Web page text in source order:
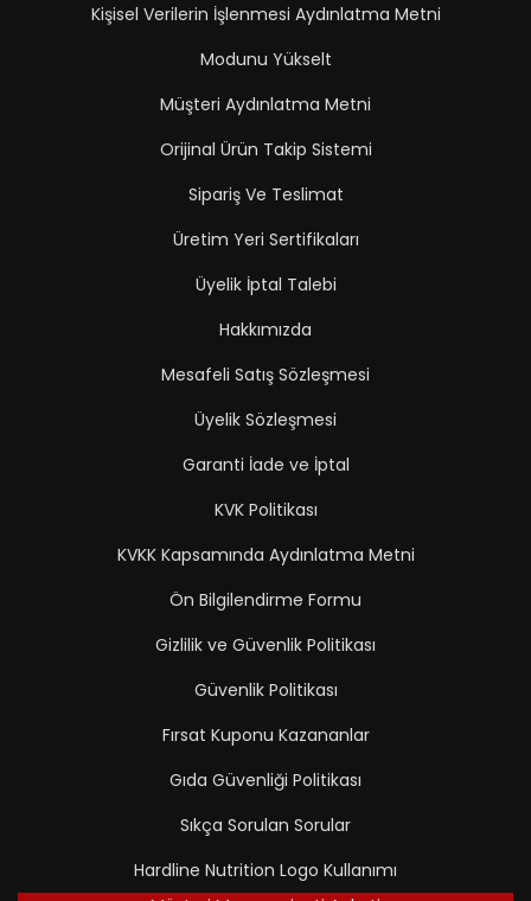
Kişisel Verilerin İşlenmesi Aydınlatma Metni
Modunu Yükselt
Müşteri Aydınlatma Metni
Orijinal Ürün Takip Sistemi
Sipariş Ve Teslimat
Üretim Yeri Sertifikaları
Üyelik İptal Talebi
Hakkımızda
Mesafeli Satış Sözleşmesi
Üyelik Sözleşmesi
Garanti İade ve İptal
KVK Politikası
KVKK Kapsamında Aydınlatma Metni
Ön Bilgilendirme Formu
Gizlilik ve Güvenlik Politikası
Güvenlik Politikası
Fırsat Kuponu Kazananlar
Gıda Güvenliği Politikası
Sıkça Sorulan Sorular
Hardline Nutrition Logo Kullanımı